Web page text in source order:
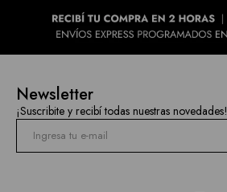
Newsletter
¡Suscribite y recibí todas nuestras novedades!